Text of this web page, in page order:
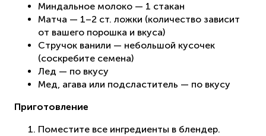
Миндальное молоко — 1 стакан
Матча — 1–2 ст. ложки (количество зависит
от вашего порошка и вкуса)
Стручок ванили — небольшой кусочек
(соскребите семена)
Лед — по вкусу
Мед, агава или подсластитель — по вкусу
Приготовление
Поместите все ингредиенты в блендер.